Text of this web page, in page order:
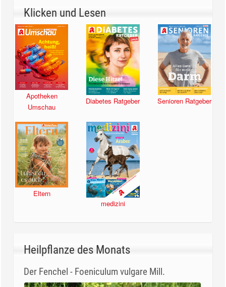
Klicken und Lesen
Apotheken
Umschau
Diabetes Ratgeber Senioren Ratgeber
Eltern
medizini
Heilpflanze des Monats
Der Fenchel - Foeniculum vulgare Mill.